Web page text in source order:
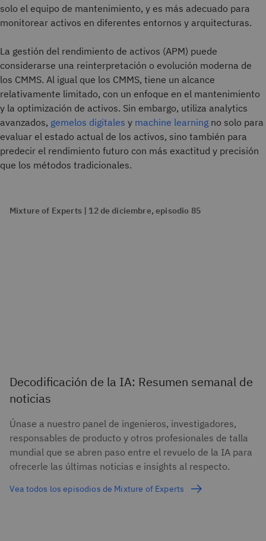
solo el equipo de mantenimiento, y es más adecuado para
monitorear activos en diferentes entornos y arquitecturas.
La gestión del rendimiento de activos (APM) puede
considerarse una reinterpretación o evolución moderna de
los CMMS. Al igual que los CMMS, tiene un alcance
relativamente limitado, con un enfoque en el mantenimiento
y la optimización de activos. Sin embargo, utiliza analytics
avanzados, gemelos digitales y machine learning no solo para
evaluar el estado actual de los activos, sino también para
predecir el rendimiento futuro con más exactitud y precisión
que los métodos tradicionales.
Mixture of Experts | 12 de diciembre, episodio 85
Decodificación de la IA: Resumen semanal de
noticias
Únase a nuestro panel de ingenieros, investigadores,
responsables de producto y otros profesionales de talla
mundial que se abren paso entre el revuelo de la IA para
ofrecerle las últimas noticias e insights al respecto.
Vea todos los episodios de Mixture of Experts